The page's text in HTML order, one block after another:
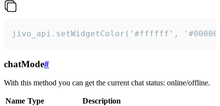
jivo_api.setWidgetColor('#ffffff',
chatMode#
With this method you can get the current chat status: online/offline.
Name Type
Description